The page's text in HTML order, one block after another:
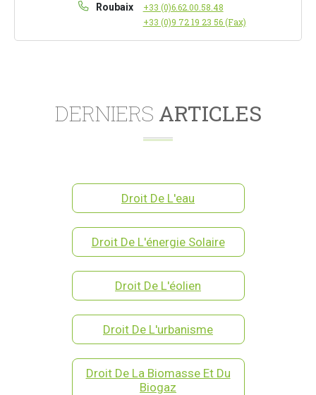
Roubaix
+33 (0)6.62.00.58.48
+33 (0)9 72 19 23 56 (Fax)
DERNIERS ARTICLES
Droit De L'eau
Droit De L'énergie Solaire
Droit De L'éolien
Droit De L'urbanisme
Droit De La Biomasse Et Du
Biogaz